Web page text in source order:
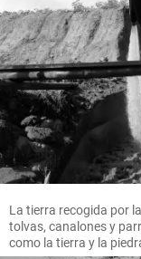
La tierra recogida por
tolvas, canalones y
como la tierra y la